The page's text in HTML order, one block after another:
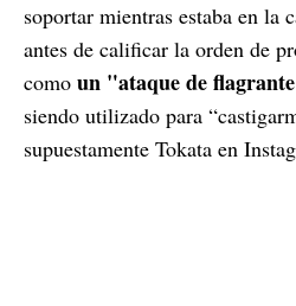
soportar mientras estaba en la
antes de calificar la orden de
como un "ataque de
siendo utilizado para
supuestamente Tokata en